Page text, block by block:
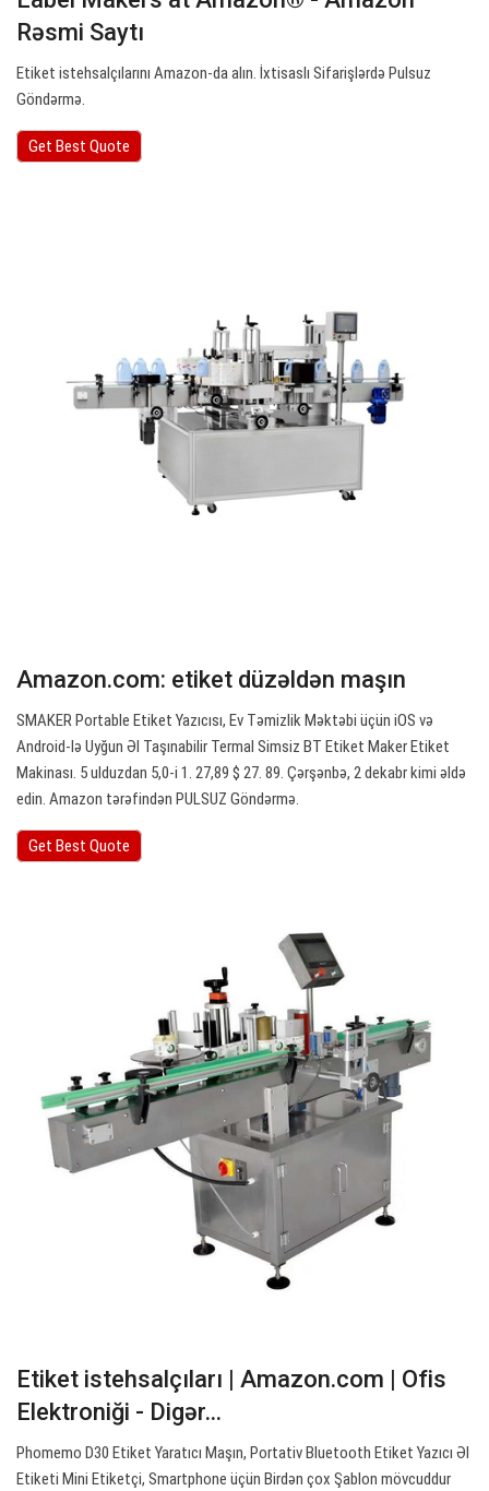
Rəsmi Saytı
Etiket istehsalçılarını Amazon-da alın. İxtisaslı Sifarişlərdə Pulsuz
Göndərmə.
Get Best Quote
Amazon.com: etiket düzəldən maşın
SMAKER Portable Etiket Yazıcısı, Ev Təmizlik Məktəbi üçün iOS və
Android-lə Uyğun Əl Taşınabilir Termal Simsiz BT Etiket Maker Etiket
Makinası. 5 ulduzdan 5,0-i 1. 27,89 $ 27. 89. Çərşənbə, 2 dekabr kimi əldə
edin. Amazon tərəfindən PULSUZ Göndərmə.
Get Best Quote
Etiket istehsalçıları | Amazon.com | Ofis
Elektroniği - Digər…
Phomemo D30 Etiket Yaratıcı Maşın, Portativ Bluetooth Etiket Yazıcı Əl
Etiketi Mini Etiketçi, Smartphone üçün Birdən çox Şablon mövcuddur